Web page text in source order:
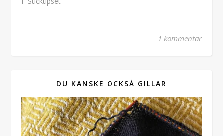
1 kommentar
DU KANSKE OCKSÅ GILLAR